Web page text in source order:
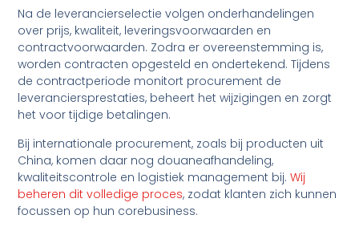
Na de leverancierselectie volgen onderhandelingen
over prijs, kwaliteit, leveringsvoorwaarden en
contractvoorwaarden. Zodra er overeenstemming is,
worden contracten opgesteld en ondertekend. Tijdens
de contractperiode monitort procurement de
leveranciersprestaties, beheert het wijzigingen en zorgt
het voor tijdige betalingen.
Bij internationale procurement, zoals bij producten uit
China, komen daar nog douaneafhandeling,
kwaliteitscontrole en logistiek management bij.Wij
beheren dit volledige proces, zodat klanten zich kunnen
focussen op hun corebusiness.